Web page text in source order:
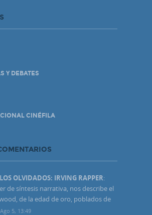
Y DEBATES
CINÉFILA
LOS OLVIDADOS: IRVING RAPPER:
de síntesis narrativa, nos describe el
de la edad de oro, poblados de
Ago 5, 13:49